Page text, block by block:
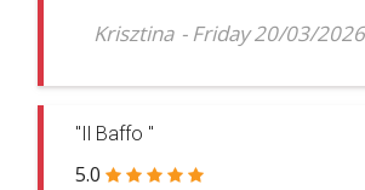
Krisztina - Friday 20/03/2026
"Il Baffo "
5.0